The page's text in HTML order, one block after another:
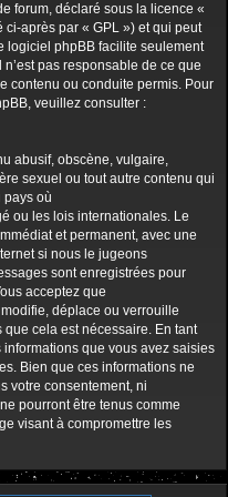
forum, déclaré sous la licence «
ci-après par « GPL ») et qui peut
logiciel phpBB facilite seulement
pas responsable de ce que
contenu ou conduite permis. Pour
veuillez consulter :
abusif, obscène, vulgaire,
sexuel ou tout autre contenu qui
pays où
ou les lois internationales. Le
et permanent, avec une
si nous le jugeons
sont enregistrées pour
acceptez que
déplace ou verrouille
cela est nécessaire. En tant
que vous avez saisies
Bien que ces informations ne
votre consentement, ni
pourront être tenus comme
visant à compromettre les